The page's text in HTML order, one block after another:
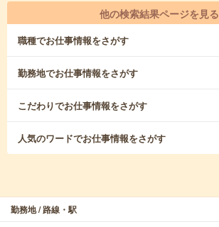
他の検索結果ページを見る
職種でお仕事情報をさがす
勤務地でお仕事情報をさがす
こだわりでお仕事情報をさがす
人気のワードでお仕事情報をさがす
勤務地 / 路線・駅